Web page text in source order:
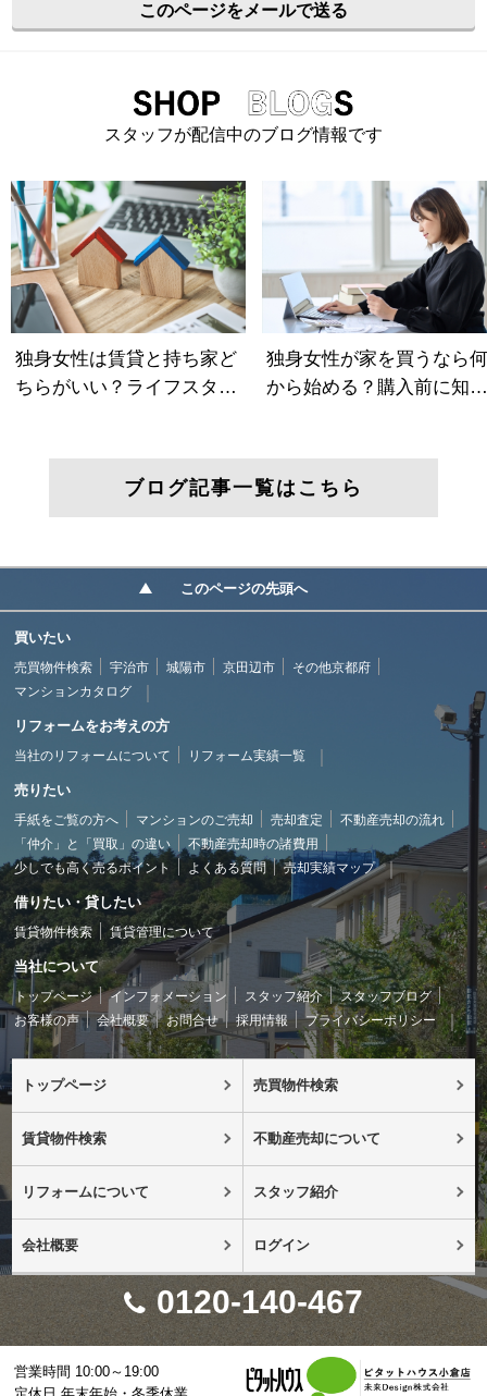
このページをメールで送る
スタッフが配信中のブログ情報です
ブログ記事一覧はこちら
このページの先頭へ
買いたい
売買物件検索 宇治市 城陽市 京田辺市
その他京都府
マンションカタログ
リフォームをお考えの方
当社のリフォームについて リフォーム実績一覧
売りたい
手紙をご覧の方へ マンションのご売却 売却査定
不動産売却の流れ
「仲介」と「買取」の違い
不動産売却時の諸費用
少しでも高く売るポイント
よくある質問 売却実績マップ
借りたい・貸したい
賃貸物件検索 賃貸管理について
当社について
トップページ インフォメーション スタッフ紹介
スタッフブログ
お客様の声
会社概要 お問合せ 採用情報 プライバシーポリシー
トップページ 売買物件検索
賃貸物件検索 不動産売却について
リフォームについて スタッフ紹介
会社概要 ログイン
0120-140-467
営業時間 10:00～19:00